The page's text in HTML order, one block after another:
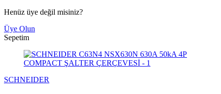
Henüz üye değil misiniz?
Üye Olun
Sepetim
SCHNEIDER